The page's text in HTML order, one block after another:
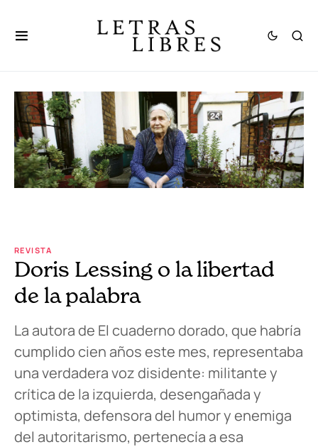
REVISTA
Doris Lessing o la libertad
de la palabra
La autora de El cuaderno dorado, que habría
cumplido cien años este mes, representaba
una verdadera voz disidente: militante y
crítica de la izquierda, desengañada y
optimista, defensora del humor y enemiga
del autoritarismo, pertenecía a esa